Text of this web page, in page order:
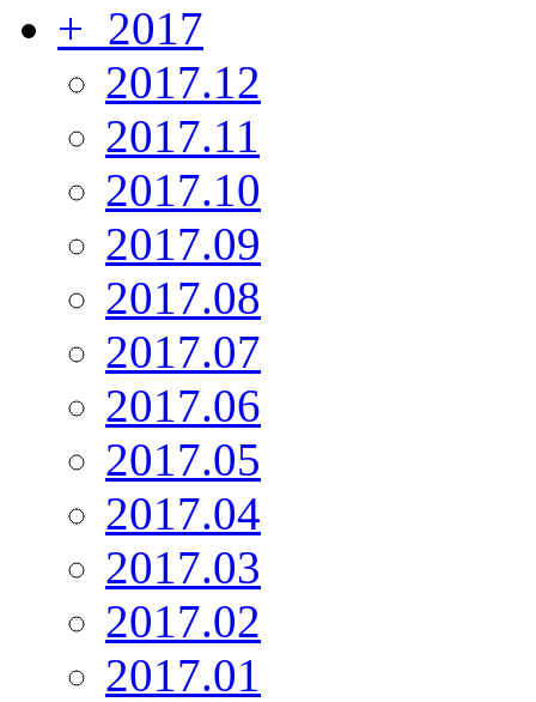
+ 2017
2017.12
2017.11
2017.10
2017.09
2017.08
2017.07
2017.06
2017.05
2017.04
2017.03
2017.02
2017.01